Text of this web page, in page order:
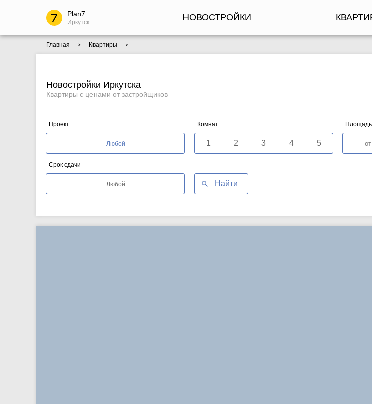
Plan7
Иркутск НОВОСТРОЙКИ
Главная > Квартиры >
Новостройки Иркутска
Квартиры с ценами от застройщиков
Проект
Любой
Комнат
1 2 3 4 5
Площадь
Срок сдачи
Любой Найти